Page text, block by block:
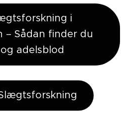
i
– Sådan finder du
adelsblod